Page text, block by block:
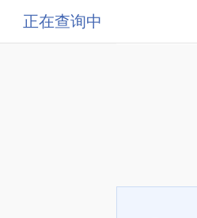
正在查询中